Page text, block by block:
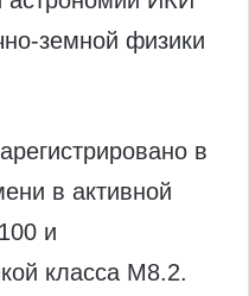
земной физики
в
в активной
и
класса M8.2.